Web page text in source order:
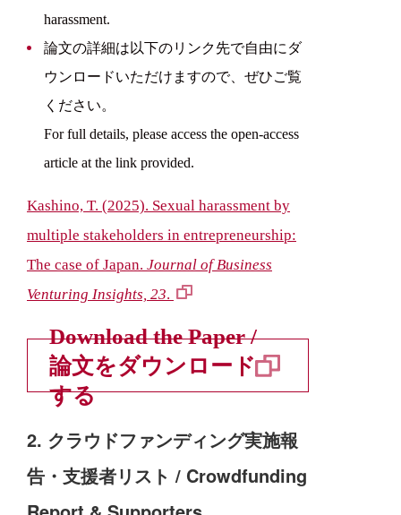
harassment.
論文の詳細は以下のリンク先で自由にダ
ウンロードいただけますので、ぜひご覧
ください。
For full details, please access the open-access
article at the link provided.
Kashino, T. (2025). Sexual harassment by
multiple stakeholders in entrepreneurship:
The case of Japan. Journal of Business
Venturing Insights, 23.
Download the Paper /
論文をダウンロード
する
2. クラウドファンディング実施報
告・支援者リスト / Crowdfunding